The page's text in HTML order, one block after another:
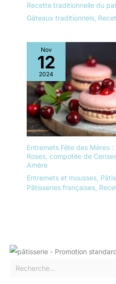
Recette traditionnelle du
Gâteaux traditionnels
Nov
12
2024
Entremets Fête des Mères
Roses, compotée de
Amère
Entremets et mousses,
Pâtisseries françaises,